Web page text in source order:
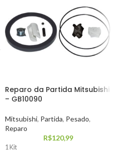
Reparo da Partida Mitsubishi
– GB10090
Mitsubishi, Partida, Pesado,
Reparo
R$120,99
1 Kit